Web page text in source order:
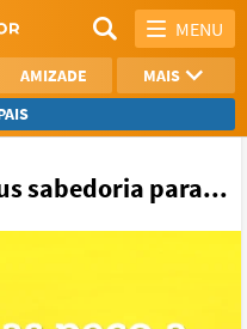
MENU
AMIZADE
MAIS
AGRADECIMENTO
sabedoria para...